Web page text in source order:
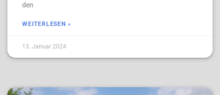
den
WEITERLESEN »
13. Januar 2024